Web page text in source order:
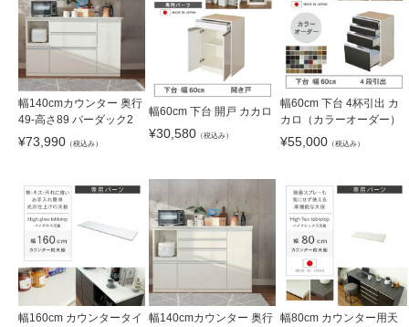
幅140cmカウンター 奥行
49-高さ89 バーダック2
¥73,990 （税込み）
幅60cm 下台 開戸 カカロ
¥30,580 （税込み）
幅60cm 下台 4杯引出 カ
カロ（カラーオーダー）
¥55,000（税込み）
幅160cm カウンタータイ
幅140cmカウンター 奥行 幅80cm カウンター用天